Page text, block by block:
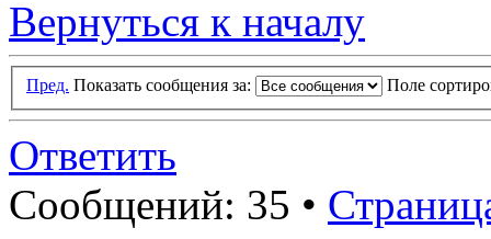
Вернуться к началу
Пред. Показать сообщения за: Поле
Ответить
Сообщений: 35 •